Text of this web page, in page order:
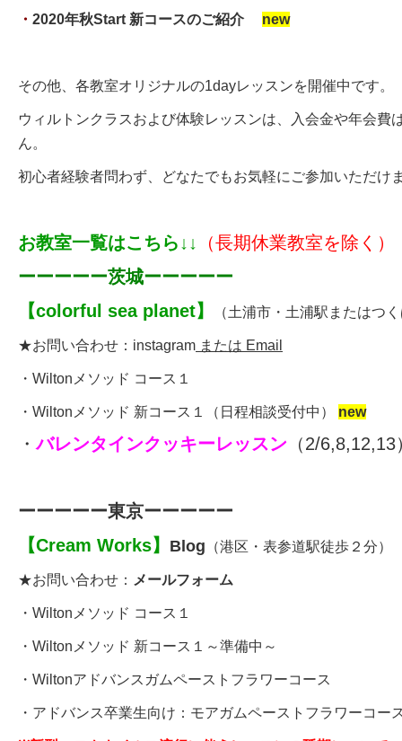
・ 2020年秋Start 新コースのご紹介 new
その他、各教室オリジナルの1dayレッスンを開催中です。
ウィルトンクラスおよび体験レッスンは、入会金や年会費
ん。
初心者経験者問わず、どなたでもお気軽にご参加いただけ
お教室一覧はこちら↓↓ （長期休業教室を除く）
ーーーーー茨城ーーーーー
【colorful sea planet】 （土浦市・土浦駅またはつ
★お問い合わせ： instagram または Email
・ Wiltonメソッド コース１
・ Wiltonメソッド 新コース１ （ 日程相談受付中 ） new
・バレンタインクッキーレッスン （2/6,8,12,13
ーーーーー東京ーーーーー
【Cream Works】 Blog （港区・表参道駅徒歩２分）
★お問い合わせ： メールフォーム
・ Wiltonメソッド コース１
・Wiltonメソッド 新コース１～準備中～
・ Wiltonアドバンスガムペーストフラワーコース
・アドバンス卒業生向け： モアガムペーストフラワーコー